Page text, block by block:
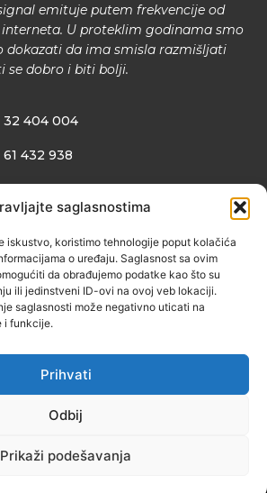
saglasnostima
iskustvo, koristimo tehnologije poput kolačića
o uređaju. Saglasnost sa ovim
da obrađujemo podatke kao što su
ili jedinstveni ID-ovi na ovoj veb lokaciji.
saglasnosti može negativno uticati na
i funkcije.
Prihvati
Odbij
Prikaži podešavanja
emituje putem frekvencije od
interneta. U proteklim godinama smo
dokazati da ima smisla razmišljati
se dobro i biti bolji.
32 404 004
61 432 938
3. SPRAT), 72000 ZENICA